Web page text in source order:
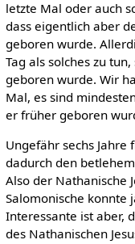
letzte Mal oder auch
dass eigentlich aber
geboren wurde.
Tag als solches zu
geboren wurde. Wir
Mal, es sind
er früher geboren
Ungefähr sechs
dadurch den
Also der Nathanische
Salomonische konnte
Interessante ist aber,
des Nathanischen